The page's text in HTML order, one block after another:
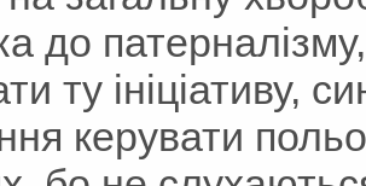
до патерналізму,
ту ініціативу,
керувати